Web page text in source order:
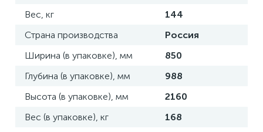
Вес, кг
144
Страна производства
Россия
Ширина (в упаковке), мм
850
Глубина (в упаковке), мм
988
Высота (в упаковке), мм
2160
Вес (в упаковке), кг
168